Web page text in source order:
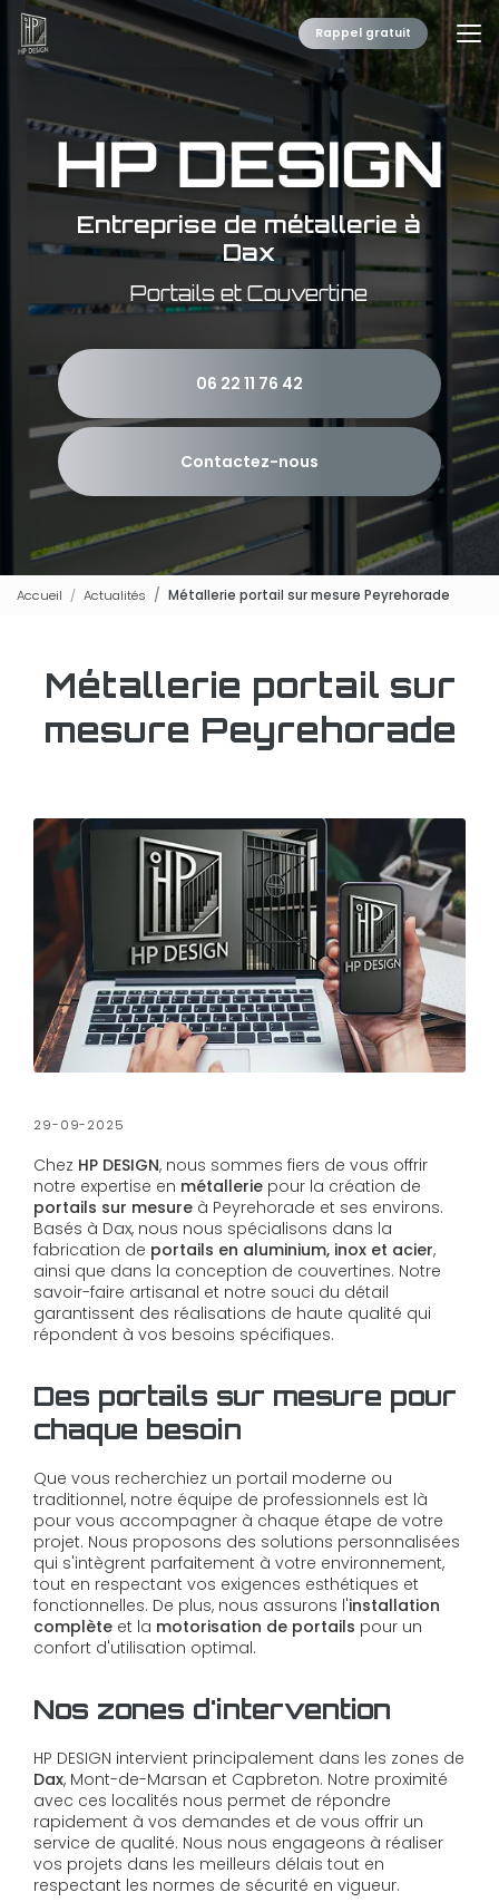
Aller
contenu
principal
Rappel gratuit
Entreprise de métallerie à
Dax
Portails et Couvertine
06 22 11 76 42
Contactez-nous
Accueil Actualités Métallerie portail sur mesure Peyrehorade
Métallerie portail sur
mesure Peyrehorade
29-09-2025
Chez HP DESIGN, nous sommes fiers de vous offrir
notre expertise en métallerie pour la création de
portails sur mesure à Peyrehorade et ses environs.
Basés à Dax, nous nous spécialisons dans la
fabrication de portails en aluminium, inox et acier,
ainsi que dans la conception de couvertines. Notre
savoir-faire artisanal et notre souci du détail
garantissent des réalisations de haute qualité qui
répondent à vos besoins spécifiques.
Des portails sur mesure pour
chaque besoin
Que vous recherchiez un portail moderne ou
traditionnel, notre équipe de professionnels est là
pour vous accompagner à chaque étape de votre
projet. Nous proposons des solutions personnalisées
qui s'intègrent parfaitement à votre environnement,
tout en respectant vos exigences esthétiques et
fonctionnelles. De plus, nous assurons l'installation
complète et la motorisation de portails pour un
confort d'utilisation optimal.
Nos zones d'intervention
HP DESIGN intervient principalement dans les zones de
Dax, Mont-de-Marsan et Capbreton. Notre proximité
avec ces localités nous permet de répondre
rapidement à vos demandes et de vous offrir un
service de qualité. Nous nous engageons à réaliser
vos projets dans les meilleurs délais tout en
respectant les normes de sécurité en vigueur.